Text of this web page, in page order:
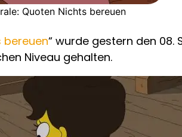
Quoten Nichts bereuen
bereuen“ wurde gestern den 08.
Niveau gehalten.